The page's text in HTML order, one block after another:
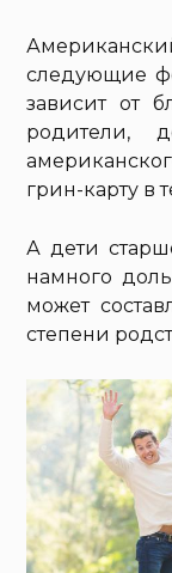
следующие
зависит от
родители,
грин-карту в
А дети
намного
может
степени